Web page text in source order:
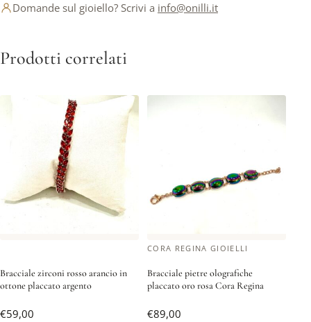
Domande sul gioiello? Scrivi a info@onilli.it
Prodotti correlati
Bracciale zirconi rosso arancio in
ottone placcato argento
€59,00
CORA REGINA GIOIELLI
Bracciale pietre olografiche
placcato oro rosa Cora Regina
€89,00